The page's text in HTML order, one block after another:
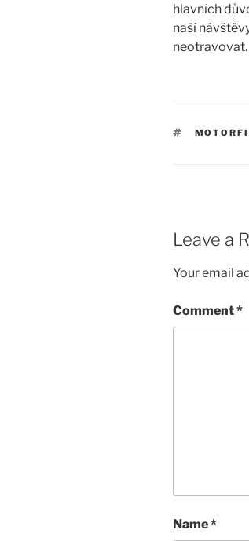
hlavních
naší
neotravovat.
TAGS
Leave a
Your email
Comment*
Name*